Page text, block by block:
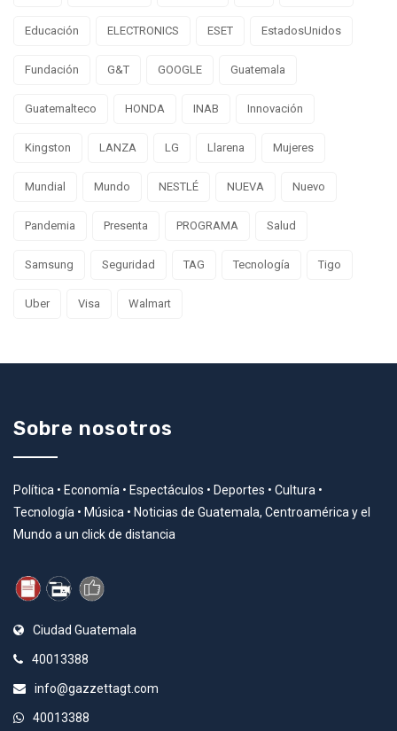
Educación ELECTRONICS ESET EstadosUnidos
Fundación G&T GOOGLE Guatemala
Guatemalteco HONDA INAB Innovación
Kingston LANZA LG Llarena Mujeres
Mundial Mundo NESTLÉ NUEVA Nuevo
Pandemia Presenta PROGRAMA Salud
Samsung Seguridad TAG Tecnología Tigo
Uber Visa Walmart
Sobre nosotros
Política • Economía • Espectáculos • Deportes • Cultura •
Tecnología • Música • Noticias de Guatemala, Centroamérica y el
Mundo a un click de distancia
Ciudad Guatemala
40013388
info@gazzettagt.com
40013388